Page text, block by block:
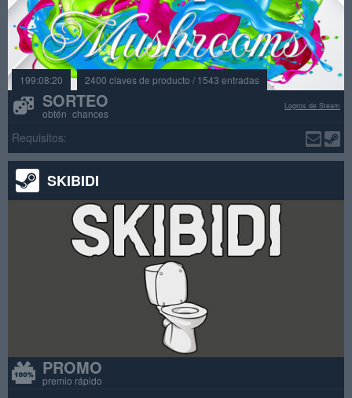
199:08:20 2400 claves de producto / 1543 entradas
SORTEO
obtén chances
Logros de Steam
Requisitos:
SKIBIDI
PROMO
premio rápido